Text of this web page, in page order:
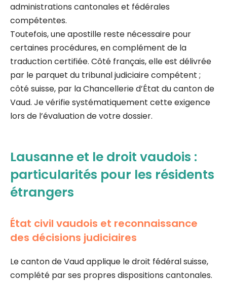
administrations cantonales et fédérales
compétentes.
Toutefois, une apostille reste nécessaire pour
certaines procédures, en complément de la
traduction certifiée. Côté français, elle est délivrée
par le parquet du tribunal judiciaire compétent ;
côté suisse, par la Chancellerie d’État du canton de
Vaud. Je vérifie systématiquement cette exigence
lors de l’évaluation de votre dossier.
Lausanne et le droit vaudois :
particularités pour les résidents
étrangers
État civil vaudois et reconnaissance
des décisions judiciaires
Le canton de Vaud applique le droit fédéral suisse,
complété par ses propres dispositions cantonales.